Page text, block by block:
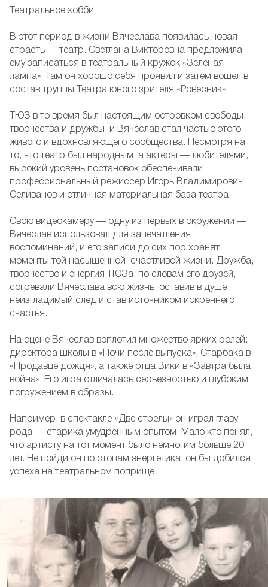
Театральное хобби
В этот период в жизни Вячеслава появилась новая
страсть — театр. Светлана Викторовна предложила
ему записаться в театральный кружок «Зеленая
лампа». Там он хорошо себя проявил и затем вошел в
состав труппы Театра юного зрителя «Ровесник».
ТЮЗ в то время был настоящим островком свободы,
творчества и дружбы, и Вячеслав стал частью этого
живого и вдохновляющего сообщества. Несмотря на
то, что театр был народным, а актеры — любителями,
высокий уровень постановок обеспечивали
профессиональный режиссер Игорь Владимирович
Селиванов и отличная материальная база театра.
Свою видеокамеру — одну из первых в окружении —
Вячеслав использовал для запечатления
воспоминаний, и его записи до сих пор хранят
моменты той насыщенной, счастливой жизни. Дружба,
творчество и энергия ТЮЗа, по словам его друзей,
согревали Вячеслава всю жизнь, оставив в душе
неизгладимый след и став источником искреннего
счастья.
На сцене Вячеслав воплотил множество ярких ролей:
директора школы в «Ночи после выпуска», Старбака в
«Продавце дождя», а также отца Вики в «Завтра была
война». Его игра отличалась серьезностью и глубоким
погружением в образы.
Например, в спектакле «Две стрелы» он играл главу
рода — старика умудренным опытом. Мало кто понял,
что артисту на тот момент было немногим больше 20
лет. Не пойди он по стопам энергетика, он бы добился
успеха на театральном поприще.